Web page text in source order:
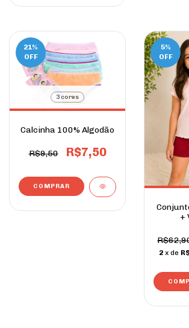
21%
OFF
3 cores
Calcinha 100% Algodão
R$9,50 R$7,50
COMPRAR
5%
OFF
+
2 x de